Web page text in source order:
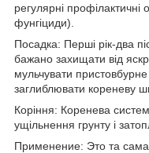
регулярні профілактичні
фунгіциди).
Посадка: Перші рік-два
бажано захищати від
мульчувати
заглиблювати кореневу
Коріння: Коренева
ущільнення грунту і
Применение: Это та